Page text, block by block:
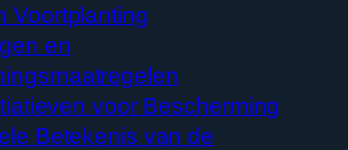
Voortplanting
en
voor Bescherming
Betekenis van de